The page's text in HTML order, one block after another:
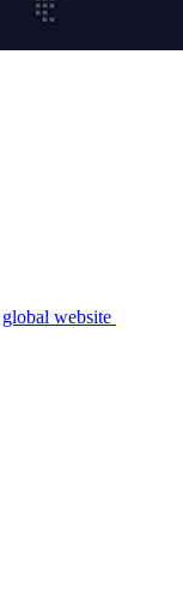
global website